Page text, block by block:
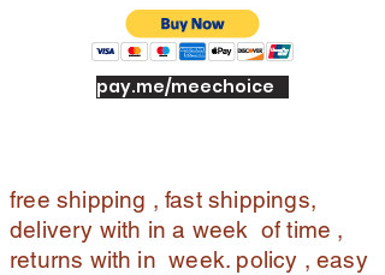
pay.me/meechoice
free shipping , fast shippings,
delivery with in a week of time ,
returns with in week. policy , easy